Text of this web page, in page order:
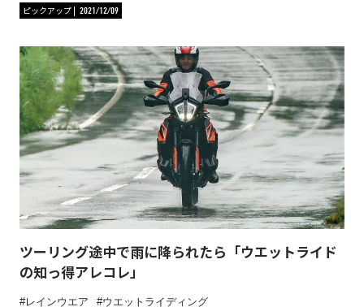
ピックアップ
2021/12/09
ツーリング途中で雨に降られたら「ウエットライド
の知っ得アレコレ」
レインウエア ウエットライディング